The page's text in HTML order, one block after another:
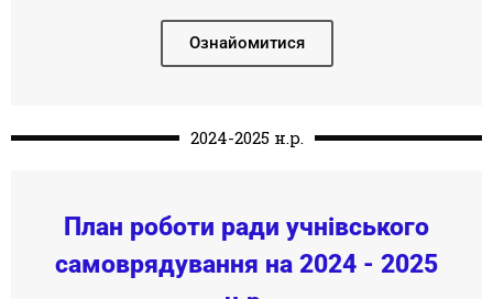
Ознайомитися
2024-2025 н.р.
План роботи ради учнівського
самоврядування на 2024 - 2025